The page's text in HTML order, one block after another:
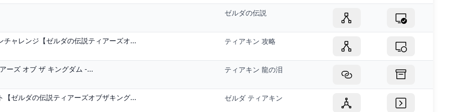
ゼルダの伝説
ャレンジ【ゼルダの伝説ティアーズオ... ティアキン 攻略
ーズ オブ ザ キングダム -... ティアキン 龍の泪
ゼルダの伝説ティアーズオブザキング... ゼルダ ティアキン